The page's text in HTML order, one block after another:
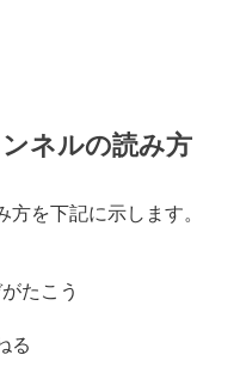
ネルの読み方
を下記に示します。
たこう
る